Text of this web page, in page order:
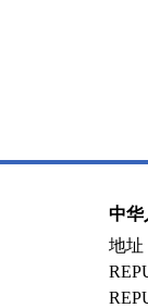
中华
地址